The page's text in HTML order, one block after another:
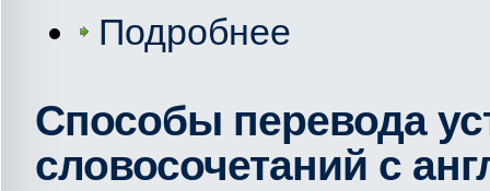
Подробнее
Способы перевода
словосочетаний с